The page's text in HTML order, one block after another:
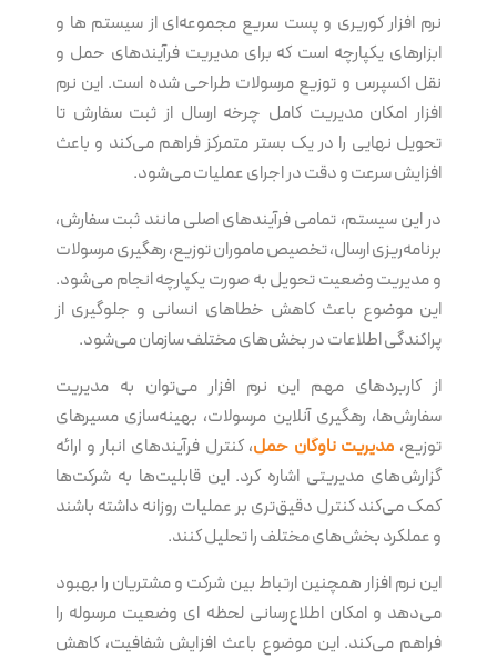
نرم‌ افزار کوریری و پست سریع مجموعه‌ای از سیستم ها و
ابزارهای یکپارچه است که برای مدیریت فرآیندهای حمل و
نقل اکسپرس و توزیع مرسولات طراحی شده است. این نرم‌
افزار امکان مدیریت کامل چرخه ارسال از ثبت سفارش تا
تحویل نهایی را در یک بستر متمرکز فراهم می‌کند و باعث
افزایش سرعت و دقت در اجرای عملیات می‌شود.
در این سیستم، تمامی فرآیندهای اصلی مانند ثبت سفارش،
برنامه‌ریزی ارسال، تخصیص ماموران توزیع، رهگیری مرسولات
و مدیریت وضعیت تحویل به صورت یکپارچه انجام می‌شود.
این موضوع باعث کاهش خطاهای انسانی و جلوگیری از
پراکندگی اطلاعات در بخش‌های مختلف سازمان می‌شود.
از کاربردهای مهم این نرم‌ افزار می‌توان به مدیریت
سفارش‌ها، رهگیری آنلاین مرسولات، بهینه‌سازی مسیرهای
توزیع، مدیریت ناوگان حمل، کنترل فرآیندهای انبار و ارائه
گزارش‌های مدیریتی اشاره کرد. این قابلیت‌ها به شرکت‌ها
کمک می‌کند کنترل دقیق‌تری بر عملیات روزانه داشته باشند
و عملکرد بخش‌های مختلف را تحلیل کنند.
این نرم‌ افزار همچنین ارتباط بین شرکت و مشتریان را بهبود
می‌دهد و امکان اطلاع‌رسانی لحظه ای وضعیت مرسوله را
فراهم می‌کند. این موضوع باعث افزایش شفافیت، کاهش